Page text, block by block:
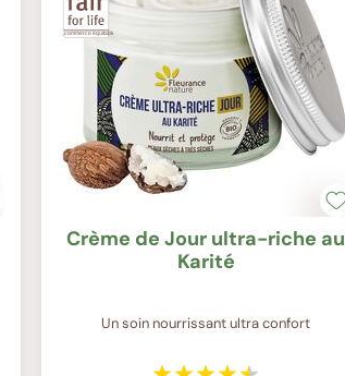
Crème de Jour ultra-riche au
Karité
Un soin nourrissant ultra confort